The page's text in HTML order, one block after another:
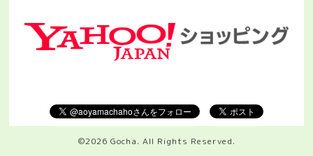
©2026 Gocha. All Rights Reserved.